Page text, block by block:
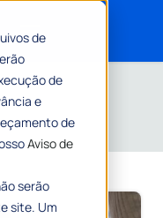
de
de
e
de
Aviso de
serão
site. Um